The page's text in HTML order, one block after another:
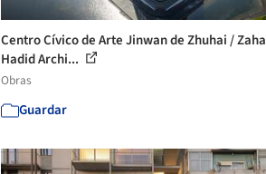
Centro Cívico de Arte Jinwan de Zhuhai / Zaha
Hadid Archi...
Obras
Guardar